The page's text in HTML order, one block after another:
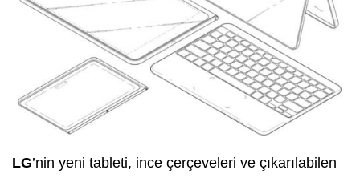
LG’nin yeni tableti, ince çerçeveleri ve çıkarılabilen